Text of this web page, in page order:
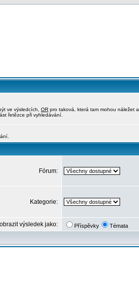
ve výsledcích, OR pro taková, která tam mohou náležet a
řetězce při vyhledávání.
Fórum:
Kategorie:
výsledek jako: Příspěvky Témata